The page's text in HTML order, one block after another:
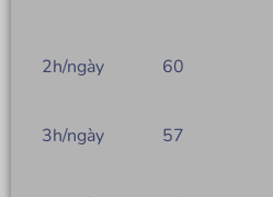
2h/ngày 60
3h/ngày 57